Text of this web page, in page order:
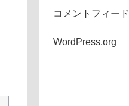
コメントフィード
WordPress.org